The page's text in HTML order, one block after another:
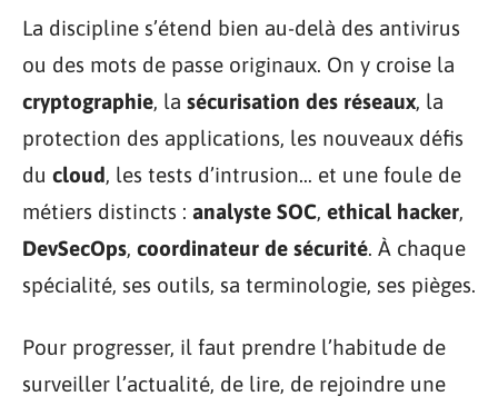
La discipline s’étend bien au-delà des antivirus
ou des mots de passe originaux. On y croise la
cryptographie, la sécurisation des réseaux, la
protection des applications, les nouveaux défis
du cloud, les tests d’intrusion… et une foule de
métiers distincts : analyste SOC, ethical hacker,
DevSecOps, coordinateur de sécurité. À chaque
spécialité, ses outils, sa terminologie, ses pièges.
Pour progresser, il faut prendre l’habitude de
surveiller l’actualité, de lire, de rejoindre une